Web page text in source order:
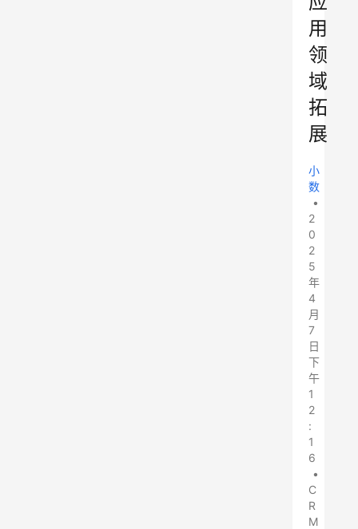
用
领
域
拓
展
小
数
•
2
0
2
5
年
4
月
7
日
下
午
1
2
:
1
6
•
C
R
M